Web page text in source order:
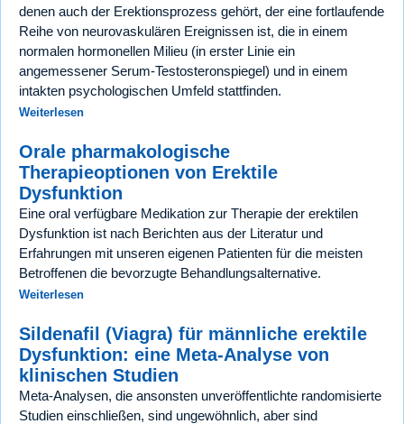
denen auch der Erektionsprozess gehört, der eine fortlaufende
Reihe von neurovaskulären Ereignissen ist, die in einem
normalen hormonellen Milieu (in erster Linie ein
angemessener Serum-Testosteronspiegel) und in einem
intakten psychologischen Umfeld stattfinden.
Weiterlesen
Orale pharmakologische
Therapieoptionen von Erektile
Dysfunktion
Eine oral verfügbare Medikation zur Therapie der erektilen
Dysfunktion ist nach Berichten aus der Literatur und
Erfahrungen mit unseren eigenen Patienten für die meisten
Betroffenen die bevorzugte Behandlungsalternative.
Weiterlesen
Sildenafil (Viagra) für männliche erektile
Dysfunktion: eine Meta-Analyse von
klinischen Studien
Meta-Analysen, die ansonsten unveröffentlichte randomisierte
Studien einschließen, sind ungewöhnlich, aber sind